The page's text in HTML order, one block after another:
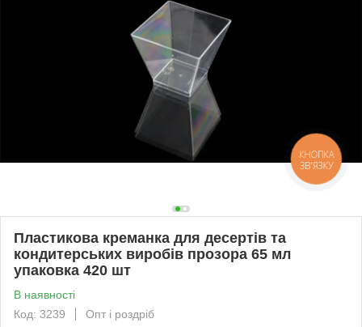
Пластикова креманка для десертів та
кондитерських виробів прозора 65 мл
упаковка 420 шт
В наявності
Код: 3239
Опт і роздріб
КНОПКА
ЗВ'ЯЗКУ